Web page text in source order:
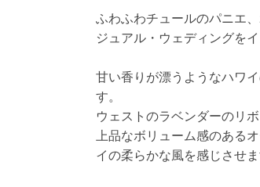
ふわふわチュールのパニエ
ジュアル・ウェディングを
甘い香りが漂うようなハワ
す。
ウェストのラベンダーのリ
上品なボリューム感のある
イの柔らかな風を感じさせま